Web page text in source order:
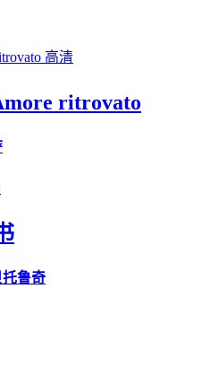
高清
ritrovato
托鲁奇